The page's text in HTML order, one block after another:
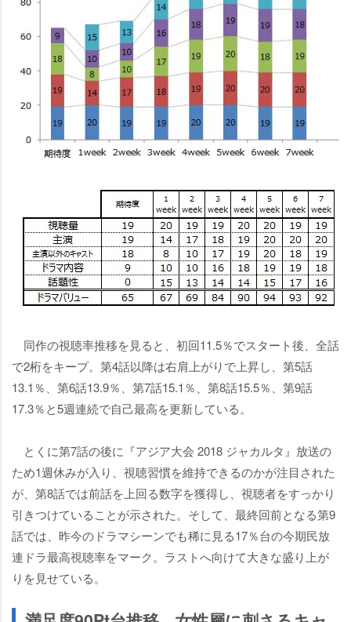
同作の視聴率推移を見ると、初回11.5％でスタート後、全話
で2桁をキープ。第4話以降は右肩上がりで上昇し、第5話
13.1％、第6話13.9％、第7話15.1％、第8話15.5％、第9話
17.3％と5週連続で自己最高を更新している。
とくに第7話の後に『アジア大会 2018 ジャカルタ』放送の
ため1週休みが入り、視聴習慣を維持できるのかが注目された
が、第8話では前話を上回る数字を獲得し、視聴者をすっかり
引きつけていることが示された。そして、最終回前となる第9
話では、昨今のドラマシーンでも稀に見る17％台の今期民放
連ドラ最高視聴率をマーク。ラストへ向けて大きな盛り上が
りを見せている。